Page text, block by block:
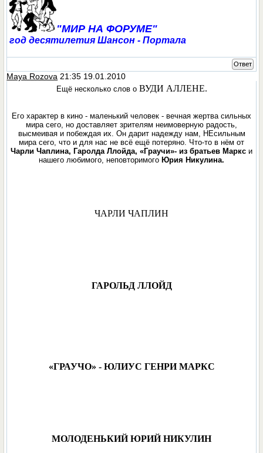
"МИР НА ФОРУМЕ"
год десятилетия Шансон - Портала
Ответ
Maya Rozova 21:35 19.01.2010
Ещё несколько слов о ВУДИ АЛЛЕНЕ.
Его характер в кино - маленький человек - вечная жертва сильных
мира сего, но доставляeт зрителям неимоверную радость,
высмеивая и побеждая их. Он дарит надежду нам, НЕсильным
мира сего, что и для нас не всё ещё потеряно. Что-то в нём от
Чарли Чаплина, Гаролда Ллойда, «Граучи»- из братьев Маркс и
нашего любимого, неповторимого Юрия Никулина.
ЧАРЛИ ЧАПЛИН
ГАРОЛЬД ЛЛОЙД
«ГРАУЧО» - ЮЛИУС ГЕНРИ МАРКС
МОЛОДЕНЬКИЙ ЮРИЙ НИКУЛИН